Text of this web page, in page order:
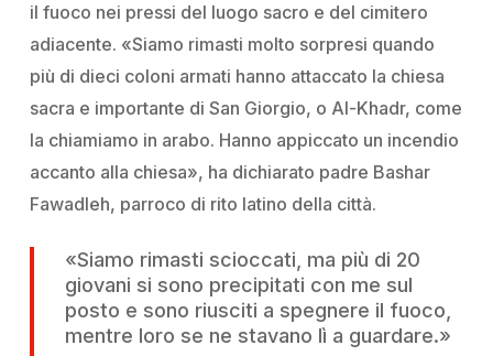
il fuoco nei pressi del luogo sacro e del cimitero
adiacente. «Siamo rimasti molto sorpresi quando
più di dieci coloni armati hanno attaccato la chiesa
sacra e importante di San Giorgio, o Al-Khadr, come
la chiamiamo in arabo. Hanno appiccato un incendio
accanto alla chiesa», ha dichiarato padre Bashar
Fawadleh, parroco di rito latino della città.
«Siamo rimasti scioccati, ma più di 20
giovani si sono precipitati con me sul
posto e sono riusciti a spegnere il fuoco,
mentre loro se ne stavano lì a guardare.»